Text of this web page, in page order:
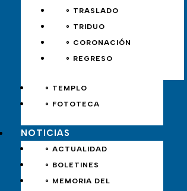
∘ TRASLADO
∘ TRIDUO
∘ CORONACIÓN
∘ REGRESO
∘ TEMPLO
∘ FOTOTECA
NOTICIAS
∘ ACTUALIDAD
∘ BOLETINES
∘ MEMORIA DEL